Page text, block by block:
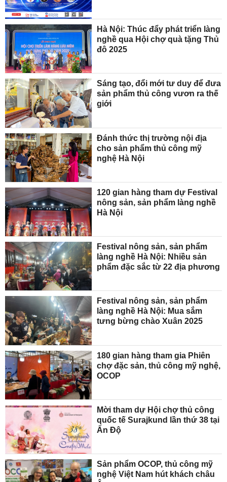
Hà Nội: Thúc đẩy phát triển làng
nghề qua Hội chợ quà tặng Thủ
đô 2025
Sáng tạo, đổi mới tư duy để đưa
sản phẩm thủ công vươn ra thế
giới
Đánh thức thị trường nội địa
cho sản phẩm thủ công mỹ
nghệ Hà Nội
120 gian hàng tham dự Festival
nông sản, sản phẩm làng nghề
Hà Nội
Festival nông sản, sản phẩm
làng nghề Hà Nội: Nhiều sản
phẩm đặc sắc từ 22 địa phương
Festival nông sản, sản phẩm
làng nghề Hà Nội: Mua sắm
tưng bừng chào Xuân 2025
180 gian hàng tham gia Phiên
chợ đặc sản, thủ công mỹ nghệ,
OCOP
Mời tham dự Hội chợ thủ công
quốc tế Surajkund lần thứ 38 tại
Ấn Độ
Sản phẩm OCOP, thủ công mỹ
nghệ Việt Nam hút khách châu